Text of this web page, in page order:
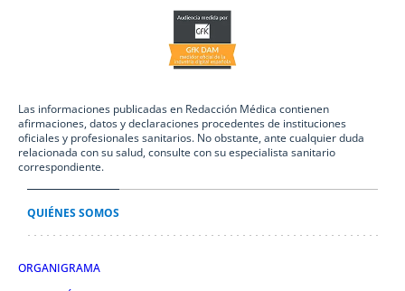
Las informaciones publicadas en Redacción Médica contienen
afirmaciones, datos y declaraciones procedentes de instituciones
oficiales y profesionales sanitarios. No obstante, ante cualquier duda
relacionada con su salud, consulte con su especialista sanitario
correspondiente.
QUIÉNES SOMOS
ORGANIGRAMA